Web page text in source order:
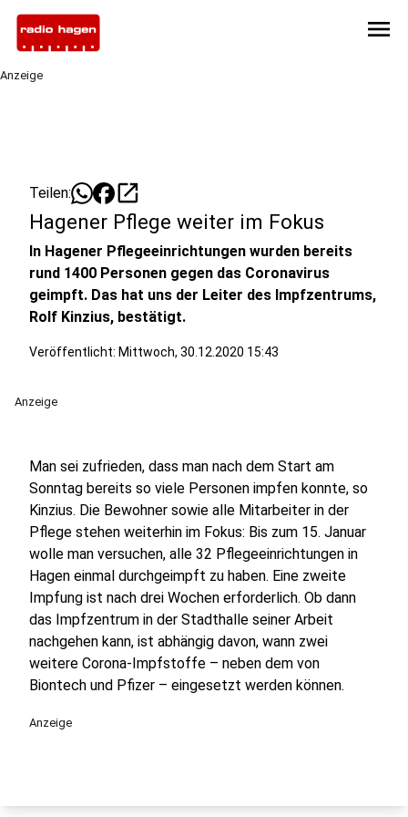
menu
Anzeige
Teilen: open_in_new
Hagener Pflege weiter im Fokus
In Hagener Pflegeeinrichtungen wurden bereits
rund 1400 Personen gegen das Coronavirus
geimpft. Das hat uns der Leiter des Impfzentrums,
Rolf Kinzius, bestätigt.
Veröffentlicht: Mittwoch, 30.12.2020 15:43
Anzeige
Man sei zufrieden, dass man nach dem Start am
Sonntag bereits so viele Personen impfen konnte, so
Kinzius. Die Bewohner sowie alle Mitarbeiter in der
Pflege stehen weiterhin im Fokus: Bis zum 15. Januar
wolle man versuchen, alle 32 Pflegeeinrichtungen in
Hagen einmal durchgeimpft zu haben. Eine zweite
Impfung ist nach drei Wochen erforderlich. Ob dann
das Impfzentrum in der Stadthalle seiner Arbeit
nachgehen kann, ist abhängig davon, wann zwei
weitere Corona-Impfstoffe – neben dem von
Biontech und Pfizer – eingesetzt werden können.
Anzeige